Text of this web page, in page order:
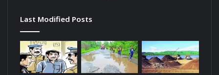
Last Modified Posts